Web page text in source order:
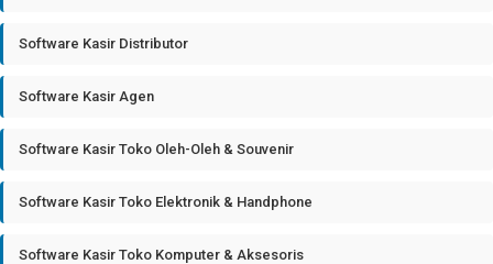
Software Kasir Distributor
Software Kasir Agen
Software Kasir Toko Oleh-Oleh & Souvenir
Software Kasir Toko Elektronik & Handphone
Software Kasir Toko Komputer & Aksesoris